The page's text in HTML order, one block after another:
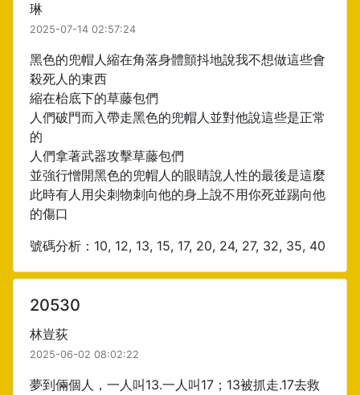
琳
2025-07-14 02:57:24
黑色的兜帽人縮在角落身體顫抖地說我不想做這些會
殺死人的東西
縮在枱底下的草藤包們
人們破門而入帶走黑色的兜帽人並對他說這些是正常
的
人們拿著武器攻擊草藤包們
並強行憎開黑色的兜帽人的眼睛說人性的最後是這麼
此時有人用尖刺物刺向他的身上說不用你死並踢向他
的傷口
號碼分析：10, 12, 13, 15, 17, 20, 24, 27, 32, 35, 40
20530
林豈荻
2025-06-02 08:02:22
夢到倆個人，一人叫13.一人叫17；13被抓走.17去救